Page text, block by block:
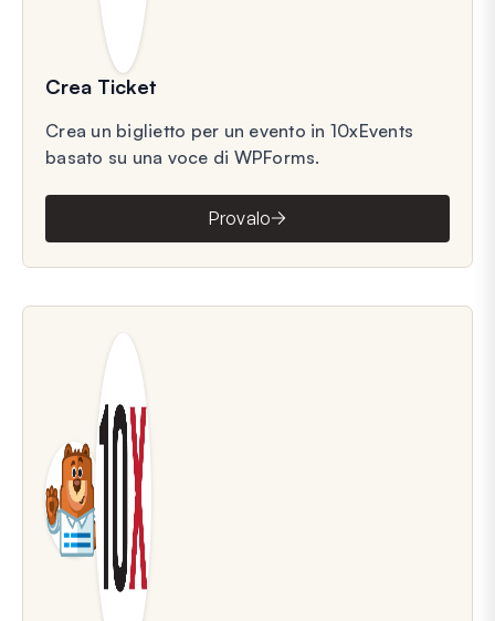
Crea Ticket
Crea un biglietto per un evento in 10xEvents
basato su una voce di WPForms.
Provalo